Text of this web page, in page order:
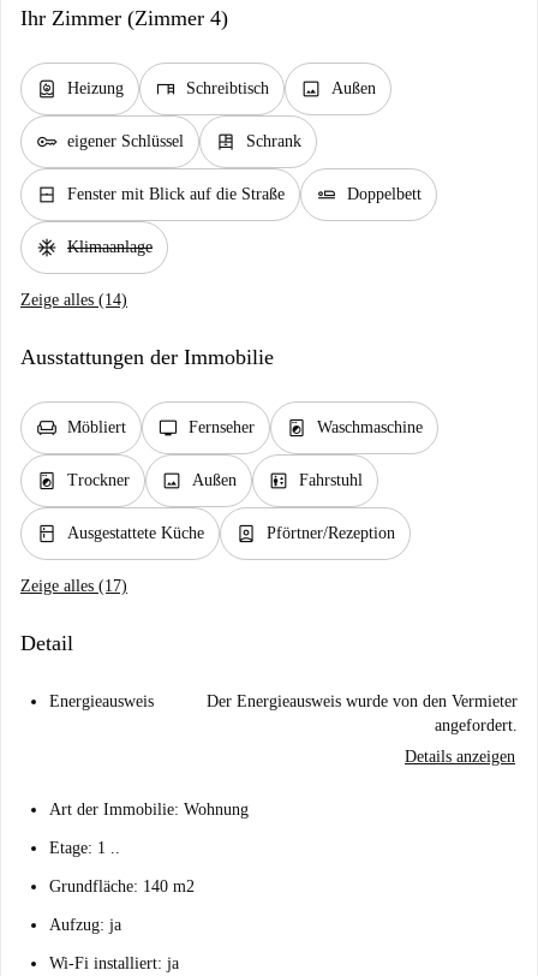
Ihr Zimmer (Zimmer 4)
water_heater Heizung desk Schreibtisch image Außen
key eigener Schlüssel dresser Schrank
window_closed Fenster mit Blick auf die Straße airline_seat_flat Doppelbett
ac_unit Klimaanlage
Zeige alles (14)
Ausstattungen der Immobilie
chair Möbliert tv Fernseher local_laundry_service Waschmaschine
local_laundry_service Trockner image Außen elevator Fahrstuhl
kitchen Ausgestattete Küche person_book Pförtner/Rezeption
Zeige alles (17)
Detail
Energieausweis
Der Energieausweis wurde von den Vermieter
angefordert.
Details anzeigen
Art der Immobilie: Wohnung
Etage: 1 ..
Grundfläche: 140 m2
Aufzug: ja
Wi-Fi installiert: ja